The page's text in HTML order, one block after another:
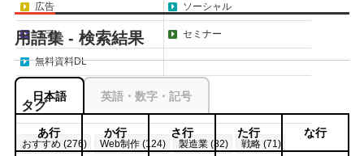
広告 ソーシャル
コラム セミナー
無料資料DL
タグ
おすすめ (276) Web制作 (124) 製造業 (82) 戦略 (71)
用語集 - 検索結果
日本語 英語・数字・記号
あ行 か行 さ行 た行 な行